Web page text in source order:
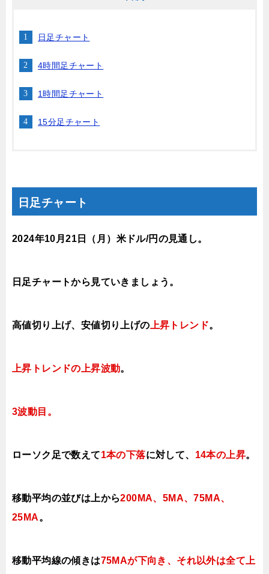
日足チャート
4時間足チャート
1時間足チャート
15分足チャート
日足チャート
2024年10月21日 （月 ） 米ドル/円の見通し。
日足チャートから見ていきましょう。
高値切り上げ、安値切り上げの 上昇トレンド。
上昇トレンドの上昇波動。
3波動目。
ローソク足で数えて1本の下落に対して、 14本の上昇。
移動平均の並びは上から200MA、5MA、75MA、
25MA。
移動平均線の傾きは75MAが下向き、それ以外は全て上